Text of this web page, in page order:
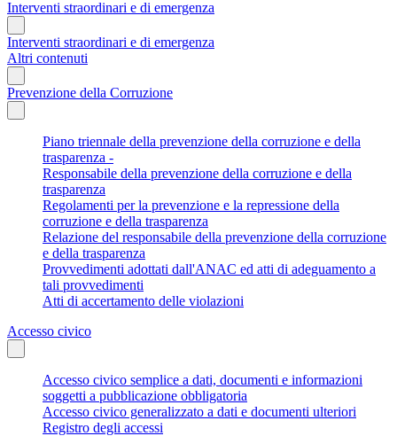
Interventi straordinari e di emergenza
Interventi straordinari e di emergenza
Altri contenuti
Prevenzione della Corruzione
Piano triennale della prevenzione della corruzione e della
trasparenza -
Responsabile della prevenzione della corruzione e della
trasparenza
Regolamenti per la prevenzione e la repressione della
corruzione e della trasparenza
Relazione del responsabile della prevenzione della corruzione
e della trasparenza
Provvedimenti adottati dall'ANAC ed atti di adeguamento a
tali provvedimenti
Atti di accertamento delle violazioni
Accesso civico
Accesso civico semplice a dati, documenti e informazioni
soggetti a pubblicazione obbligatoria
Accesso civico generalizzato a dati e documenti ulteriori
Registro degli accessi